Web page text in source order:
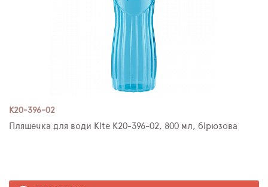
K20-396-02
Пляшечка для води Kite K20-396-02, 800 мл, бірюзова